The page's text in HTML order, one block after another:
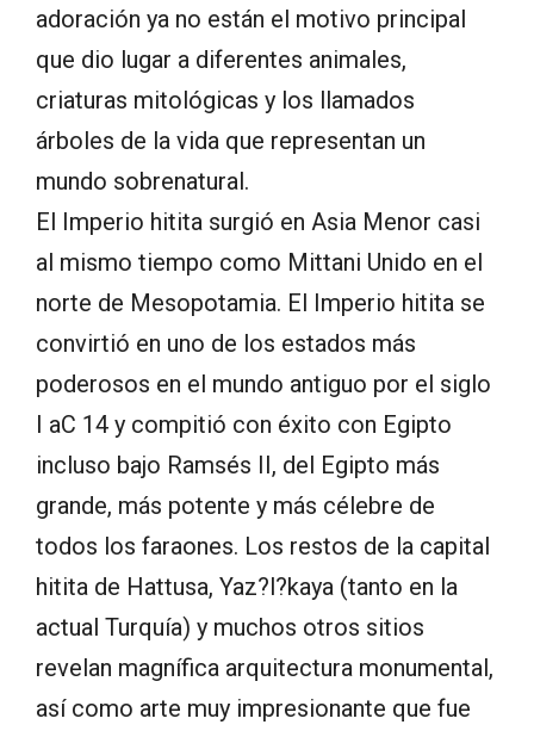
adoración ya no están el motivo principal
que dio lugar a diferentes animales,
criaturas mitológicas y los llamados
árboles de la vida que representan un
mundo sobrenatural.
El Imperio hitita surgió en Asia Menor casi
al mismo tiempo como Mittani Unido en el
norte de Mesopotamia. El Imperio hitita se
convirtió en uno de los estados más
poderosos en el mundo antiguo por el siglo
I aC 14 y compitió con éxito con Egipto
incluso bajo Ramsés II, del Egipto más
grande, más potente y más célebre de
todos los faraones. Los restos de la capital
hitita de Hattusa, Yaz?l?kaya (tanto en la
actual Turquía) y muchos otros sitios
revelan magnífica arquitectura monumental,
así como arte muy impresionante que fue